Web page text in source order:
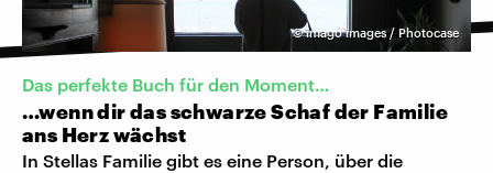
©imago images / Photocase
Das perfekte Buch für den Moment…
…wenn dir das schwarze Schaf der Familie
ans Herz wächst
In Stellas Familie gibt es eine Person, über die